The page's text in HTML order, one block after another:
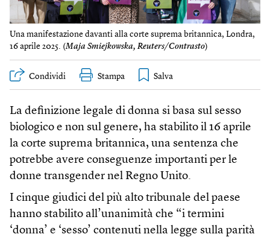
Una manifestazione davanti alla corte suprema britannica, Londra,
16 aprile 2025. (Maja Smiejkowska, Reuters/Contrasto)
Condividi Stampa
La definizione legale di donna si basa sul sesso
biologico e non sul genere, ha stabilito il 16 aprile
la corte suprema britannica, una sentenza che
potrebbe avere conseguenze importanti per le
donne transgender nel Regno Unito.
I cinque giudici del più alto tribunale del paese
hanno stabilito all’unanimità che “i termini
‘donna’ e ‘sesso’ contenuti nella legge sulla parità